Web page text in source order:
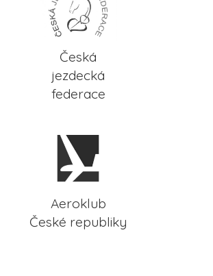
Česká
jezdecká
federace
Aeroklub
České republiky